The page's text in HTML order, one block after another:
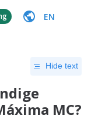
EN
Hide text
MC?